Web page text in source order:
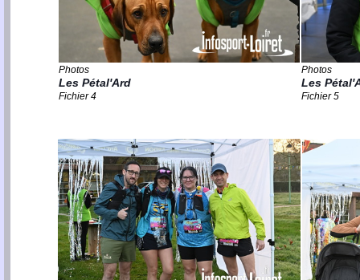
Photos
Les Pétal'Ard
Fichier 4
Photos
Les
Fichier 5